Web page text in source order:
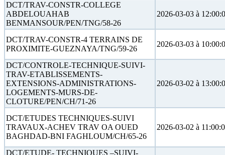
DCT/TRAV-CONSTR-COLLEGE
ABDELOUAHAB
BENMANSOUR/PEN/TNG/58-26
2026-03-03 à
DCT/TRAV-CONSTR-4 TERRAINS DE
PROXIMITE-GUEZNAYA/TNG/59-26
2026-03-03 à
DCT/CONTROLE-TECHNIQUE-SUIVI-
TRAV-ETABLISSEMENTS-
EXTENSIONS-ADMINISTRATIONS-
LOGEMENTS-MURS-DE-
CLOTURE/PEN/CH/71-26
2026-03-02 à
DCT/ETUDES TECHNIQUES-SUIVI
TRAVAUX-ACHEV TRAV OA OUED
BAGHDAD-BNI FAGHLOUM/CH/65-26
2026-03-02 à
DCT/ETUDE- TECHNIQUES –SUIVI-